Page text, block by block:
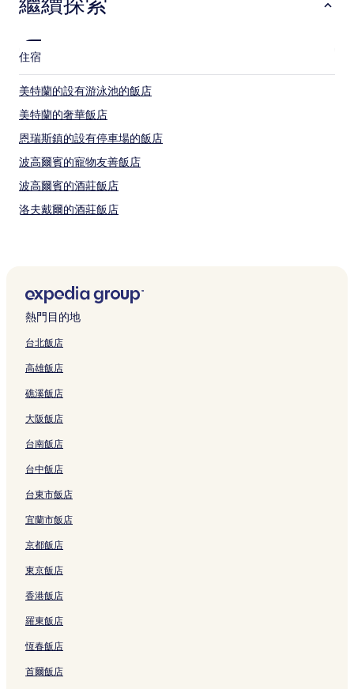
變
動，
受
到
條
限
制。
住宿
美特蘭的設有游泳池的飯店
美特蘭的奢華飯店
恩瑞斯鎮的設有停車場的飯店
波高爾賓的寵物友善飯店
波高爾賓的酒莊飯店
洛夫戴爾的酒莊飯店
美特蘭 4 星級飯店
Salamander 灣 2 星級飯店
新堡的汽車旅館
達德利海灘的汽車旅館
麥覺理湖飯店
威廉敦機場附近的飯店
藍灣飯店
庫里庫裡飯店
洛恩飯店
北方入口飯店
彼得森酒莊附近的飯店
David Hook 酒庄附近的飯店
艾莉森飯店
熱門目的地
台北飯店
高雄飯店
礁溪飯店
大阪飯店
台南飯店
台中飯店
台東市飯店
宜蘭市飯店
京都飯店
東京飯店
香港飯店
羅東飯店
恆春飯店
首爾飯店